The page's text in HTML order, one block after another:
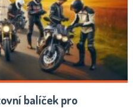
balíček pro